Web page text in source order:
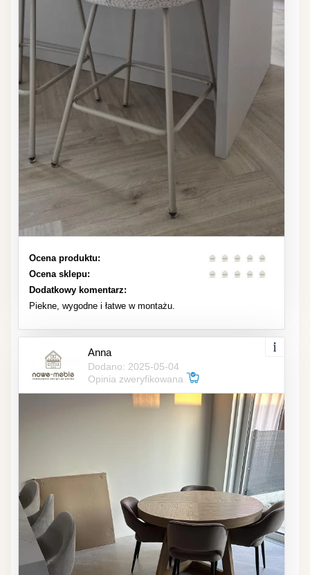
Ocena produktu:
Ocena sklepu:
Dodatkowy komentarz:
Piekne, wygodne i łatwe w montażu.
Anna
Dodano: 2025-05-04
Opinia zweryfikowana